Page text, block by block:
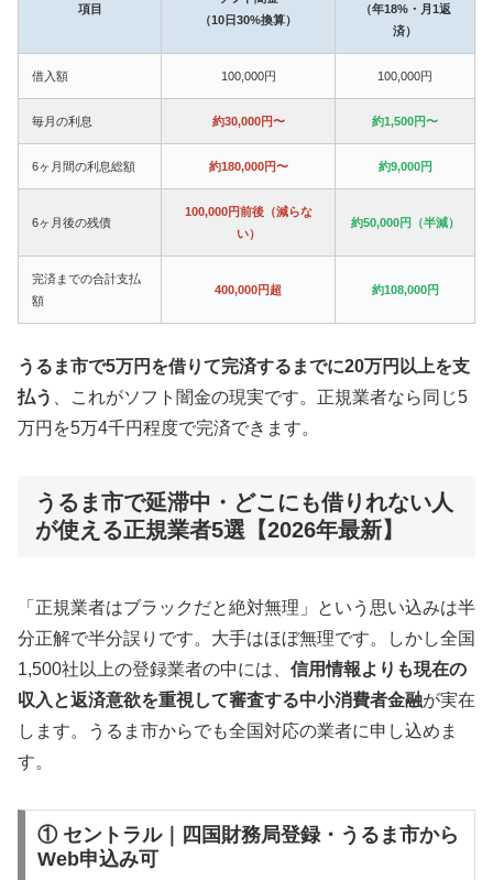
項目
（10日30%換算）
（年18%・月1返
済）
借入額 100,000円 100,000円
毎月の利息 約30,000円〜 約1,500円〜
6ヶ月間の利息総額 約180,000円〜 約9,000円
6ヶ月後の残債
100,000円前後（減らな
い）
約50,000円（半減）
完済までの合計支払
額
400,000円超 約108,000円
うるま市で5万円を借りて完済するまでに20万円以上を支
払う
、これがソフト闇金の現実です。正規業者なら同じ5
万円を5万4千円程度で完済できます。
うるま市で延滞中・どこにも借りれない人
が使える正規業者5選【2026年最新】
「正規業者はブラックだと絶対無理」という思い込みは半
分正解で半分誤りです。大手はほぼ無理です。しかし全国
1,500社以上の登録業者の中には、 信用情報よりも現在の
収入と返済意欲を重視して審査する中小消費者金融が実在
します。うるま市からでも全国対応の業者に申し込めま
す。
① セントラル｜四国財務局登録・うるま市から
Web申込み可